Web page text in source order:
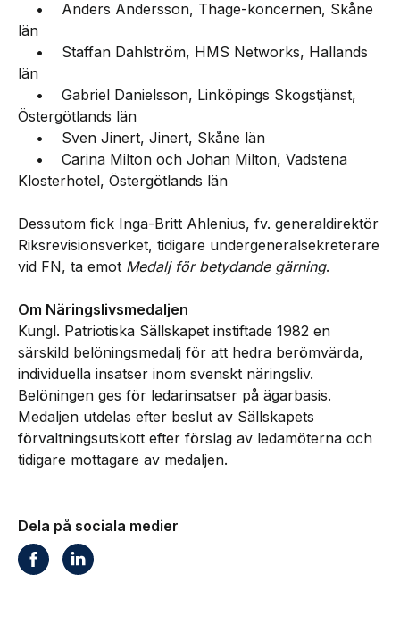
• Anders Andersson, Thage-koncernen, Skåne
län
• Staffan Dahlström, HMS Networks, Hallands
län
• Gabriel Danielsson, Linköpings Skogstjänst,
Östergötlands län
• Sven Jinert, Jinert, Skåne län
• Carina Milton och Johan Milton, Vadstena
Klosterhotel, Östergötlands län
Dessutom fick Inga-Britt Ahlenius, fv. generaldirektör
Riksrevisionsverket, tidigare undergeneralsekreterare
vid FN, ta emot Medalj för betydande gärning.
Om Näringslivsmedaljen
Kungl. Patriotiska Sällskapet instiftade 1982 en
särskild belöningsmedalj för att hedra berömvärda,
individuella insatser inom svenskt näringsliv.
Belöningen ges för ledarinsatser på ägarbasis.
Medaljen utdelas efter beslut av Sällskapets
förvaltningsutskott efter förslag av ledamöterna och
tidigare mottagare av medaljen.
Dela på sociala medier